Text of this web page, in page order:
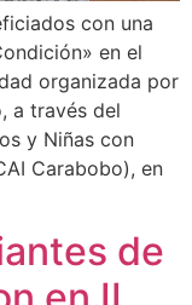
con una
en el
organizada por
a través del
y Niñas con
Carabobo), en
de